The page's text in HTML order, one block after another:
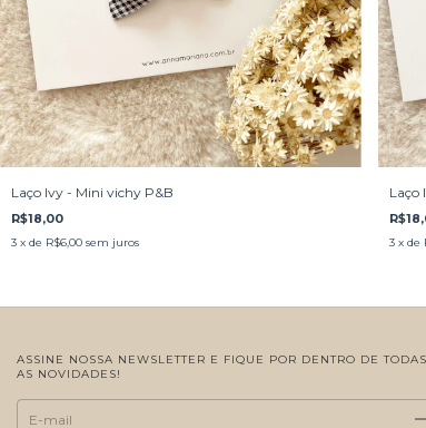
Laço Ivy - Mini vichy P&B
R$18,00
3 x de R$6,00 sem juros
Laço
3 x de
ASSINE NOSSA NEWSLETTER E FIQUE POR DENTRO DE TODAS
AS NOVIDADES!